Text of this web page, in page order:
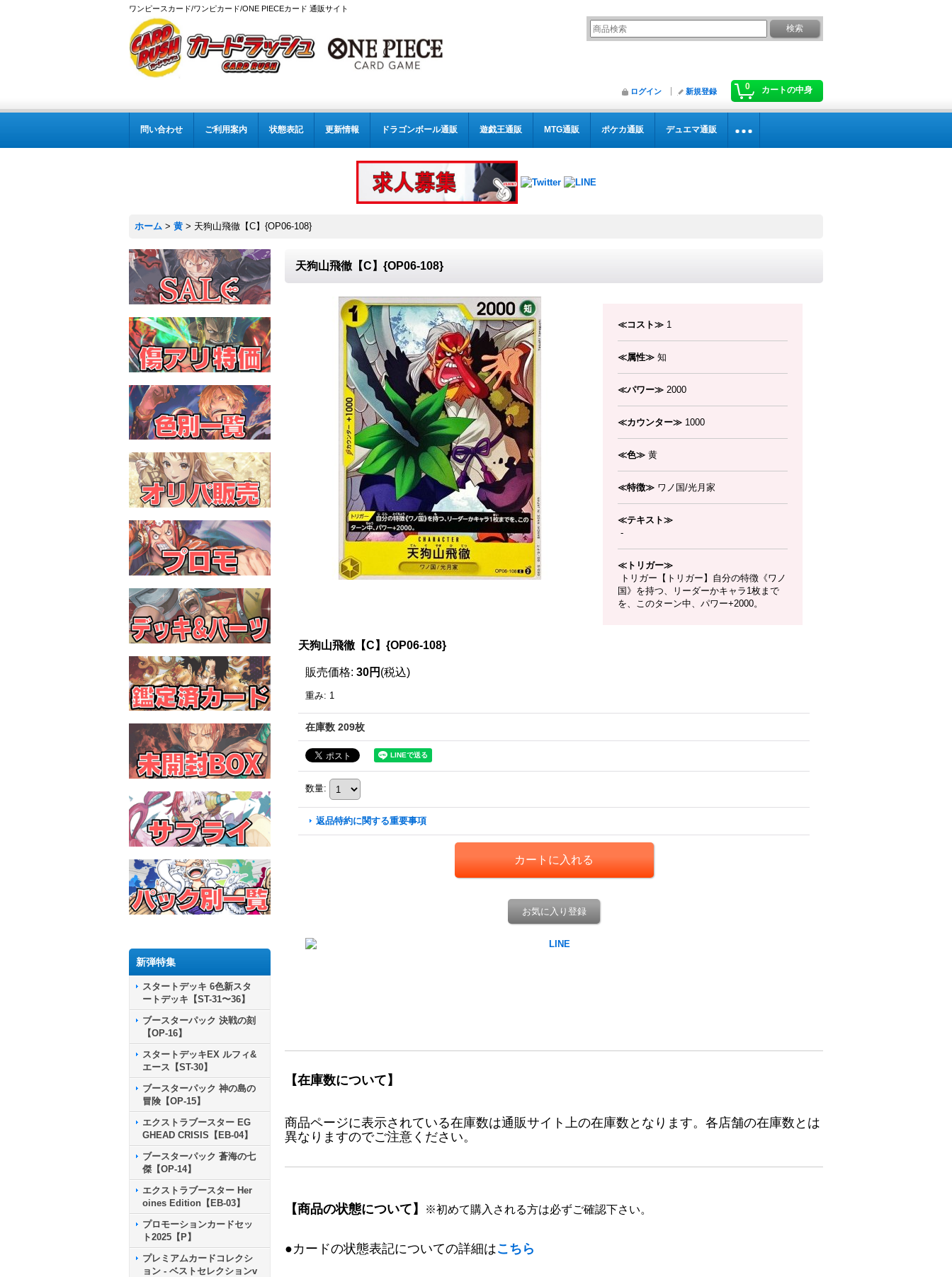
ワンピースカード/ワンピカード/ONE PIECEカード 通販サイト
0 カートの中身
ログイン 新規登録
問い合わせ ご利用案内 状態表記 更新情報 ドラゴンボール通販 遊戯王通販 MTG通販 ポケカ通販 デュエマ通販
ホーム > 黄 > 天狗山飛徹【C】{OP06-108}
新弾特集
スタートデッキ 6色新スタ
ートデッキ【ST-31〜36】
ブースターパック 決戦の刻
【OP-16】
スタートデッキEX ルフィ&
エース【ST-30】
ブースターパック 神の島の
冒険【OP-15】
エクストラブースター EG
GHEAD CRISIS【EB-04】
ブースターパック 蒼海の七
傑【OP-14】
エクストラブースター Her
oines Edition【EB-03】
プロモーションカードセッ
ト2025【P】
プレミアムカードコレクシ
ョン - ベストセレクションv
天狗山飛徹【C】{OP06-108}
≪コスト≫ 1
≪属性≫ 知
≪パワー≫ 2000
≪カウンター≫ 1000
≪色≫ 黄
≪特徴≫ ワノ国/光月家
≪テキスト≫
-
≪トリガー≫
トリガー【トリガー】自分の特徴《ワノ
国》を持つ、リーダーかキャラ1枚まで
を、このターン中、パワー+2000。
天狗山飛徹【C】{OP06-108}
販売価格: 30円 (税込)
重み: 1
在庫数 209枚
数量:
返品特約に関する重要事項
お気に入り登録
【在庫数について】
商品ページに表示されている在庫数は通販サイト上の在庫数となります。各店舗の在庫数とは
異なりますのでご注意ください。
【商品の状態について】 ※初めて購入される方は必ずご確認下さい。
●カードの状態表記についての詳細はこちら